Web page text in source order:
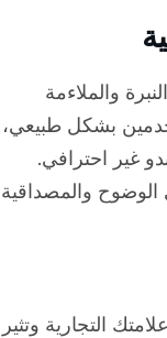
والملاءمة
بشكل طبيعي،
غير احترافي.
والمصداقية
التجارية وتثير